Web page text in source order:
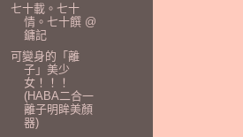
七十載。七十
情。七十饌 @
鏞記
可變身的「離
子」美少
女！！！
(HABA二合一
離子明眸美顏
器)